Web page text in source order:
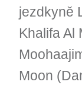
jezdkyně
Khalifa Al
Moon